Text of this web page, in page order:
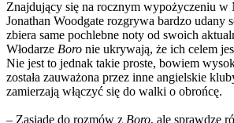
Znajdujący się na rocznym wypożyczeniu w
Jonathan Woodgate rozgrywa bardzo udany
zbiera same pochlebne noty od swoich
Włodarze Boro nie ukrywają, że ich celem
Nie jest to jednak takie proste, bowiem
została zauważona przez inne angielskie
zamierzają włączyć się do walki o obrońcę.
– Zasiądę do rozmów z Boro, ale sprawdzę